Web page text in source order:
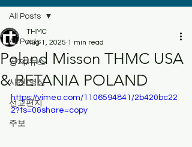
All Posts
공지/뉴스
사진/영상
선교편지
주보
All Posts
Poland Misson THMC USA
& BETANIA POLAND
THMC
Aug 1, 2025 1 min read
https://vimeo.com/1106594841/2b420bc22
2?ts=0&share=copy